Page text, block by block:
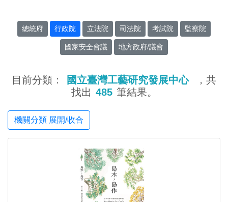
總統府 行政院 立法院 司法院 考試院 監察院
國家安全會議 地方政府/議會
目前分類： 國立臺灣工藝研究發展中心
，共
找出 485 筆結果。
機關分類 展開/收合